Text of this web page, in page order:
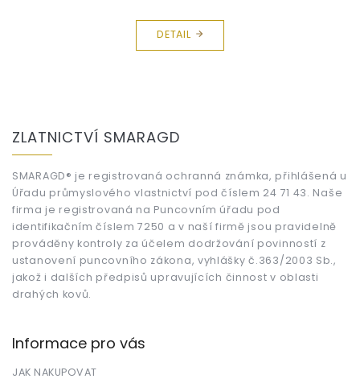
DETAIL
ZLATNICTVÍ SMARAGD
SMARAGD® je registrovaná ochranná známka, přihlášená u
Úřadu průmyslového vlastnictví pod číslem 24 71 43. Naše
firma je registrovaná na Puncovním úřadu pod
identifikačním číslem 7250 a v naší firmě jsou pravidelně
prováděny kontroly za účelem dodržování povinností z
ustanovení puncovního zákona, vyhlášky č.363/2003 Sb.,
jakož i dalších předpisů upravujících činnost v oblasti
drahých kovů.
Informace pro vás
JAK NAKUPOVAT